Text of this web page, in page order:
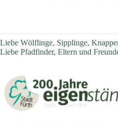
Liebe Wölflinge, Sipplinge,
Liebe Pfadfinder, Eltern und